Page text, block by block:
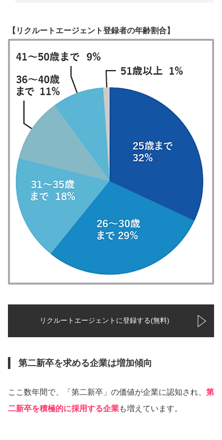
【リクルートエージェント登録者の年齢割合】
リクルートエージェントに登録する(無料)
第二新卒を求める企業は増加傾向
ここ数年間で、「第二新卒」の価値が企業に認知され、 第
二新卒を積極的に採用する企業も増えています。